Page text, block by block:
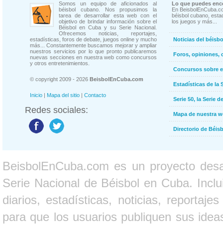
Somos un equipo de aficionados al
béisbol cubano. Nos propusimos la
tarea de desarrollar esta web con el
objetivo de brindar información sobre el
Béisbol en Cuba y su Serie Nacional.
Ofrecemos noticias, reportajes,
estadísticas, foros de debate, juegos online y mucho
más... Constantemente buscamos mejorar y ampliar
nuestros servicios por lo que pronto publicaremos
nuevas secciones en nuestra web como concursos
y otros entretenimientos.
© copyright 2009 - 2026 BeisbolEnCuba.com
Inicio | Mapa del sitio | Contacto
Redes sociales:
Lo que puedes
En
béisbol cubano,
los juegos y más...
Noticias del
Foros, opiniones,
Concursos sobre
Estadísticas de la
Serie 50, la Serie
Mapa de nuestra
Directorio de
BeisbolEnCuba.com es un proyecto
Serie Nacional de Béisbol en Cuba.
diarios, estadísticas, noticias,
para que los usuarios publiquen sus